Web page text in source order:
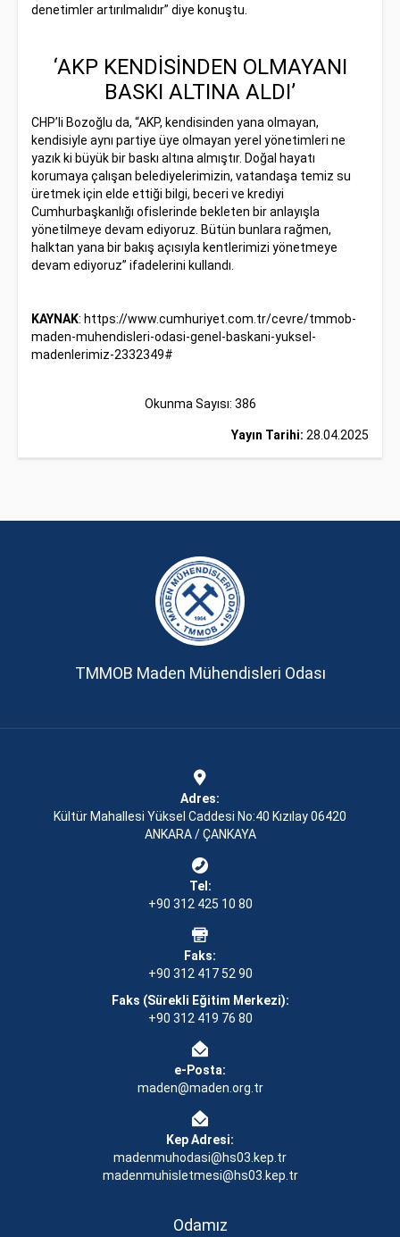
denetimler artırılmalıdır” diye konuştu.
‘AKP KENDİSİNDEN OLMAYANI
BASKI ALTINA ALDI’
CHP’li Bozoğlu da, “AKP, kendisinden yana olmayan,
kendisiyle aynı partiye üye olmayan yerel yönetimleri ne
yazık ki büyük bir baskı altına almıştır. Doğal hayatı
korumaya çalışan belediyelerimizin, vatandaşa temiz su
üretmek için elde ettiği bilgi, beceri ve krediyi
Cumhurbaşkanlığı ofislerinde bekleten bir anlayışla
yönetilmeye devam ediyoruz. Bütün bunlara rağmen,
halktan yana bir bakış açısıyla kentlerimizi yönetmeye
devam ediyoruz” ifadelerini kullandı.
KAYNAK: https://www.cumhuriyet.com.tr/cevre/tmmob-
maden-muhendisleri-odasi-genel-baskani-yuksel-
madenlerimiz-2332349#
Okunma Sayısı: 386
Yayın Tarihi: 28.04.2025
TMMOB Maden Mühendisleri Odası
Adres:
Kültür Mahallesi Yüksel Caddesi No:40 Kızılay 06420
ANKARA / ÇANKAYA
Tel:
+90 312 425 10 80
Faks:
+90 312 417 52 90
Faks (Sürekli Eğitim Merkezi):
+90 312 419 76 80
e-Posta:
maden@maden.org.tr
Kep Adresi:
madenmuhodasi@hs03.kep.tr
madenmuhisletmesi@hs03.kep.tr
Odamız